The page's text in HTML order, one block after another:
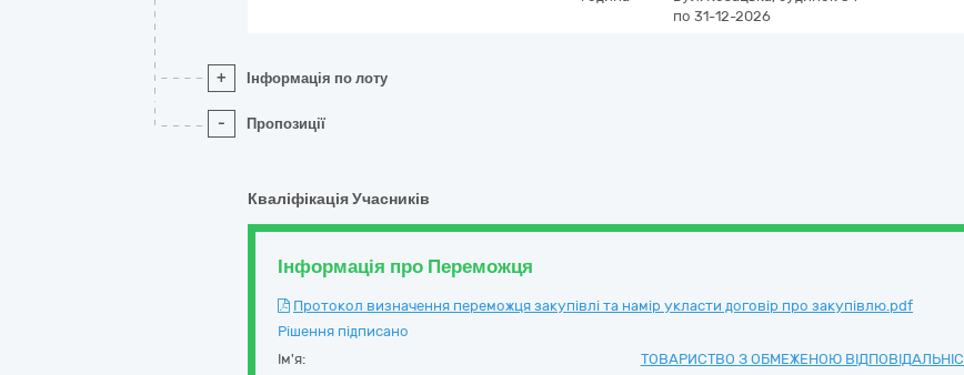
по 31-12-2026
+ Інформація по лоту
- Пропозиції
Кваліфікація Учасників
Інформація про Переможця
Протокол визначення переможця закупівлі та намір укласти договір про закупівлю.pdf
Рішення підписано
Ім'я:
ТОВАРИСТВО З ОБМЕЖЕНОЮ